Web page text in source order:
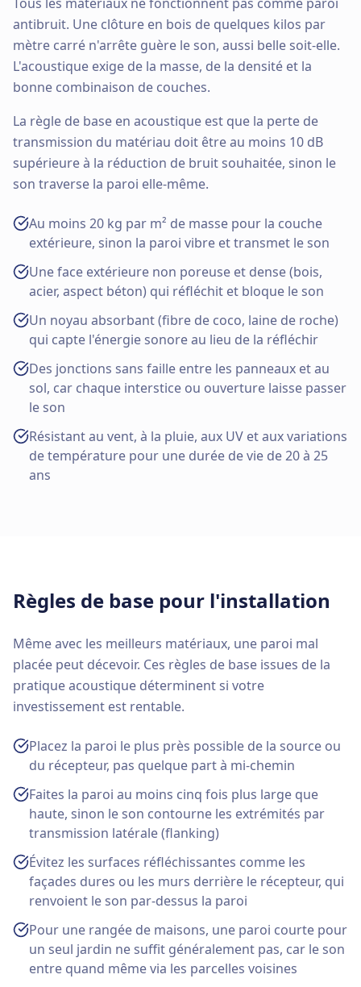
antibruit. Une clôture en bois de quelques kilos par
mètre carré n'arrête guère le son, aussi belle soit-elle.
L'acoustique exige de la masse, de la densité et la
bonne combinaison de couches.
La règle de base en acoustique est que la perte de
transmission du matériau doit être au moins 10 dB
supérieure à la réduction de bruit souhaitée, sinon le
son traverse la paroi elle-même.
Au moins 20 kg par m² de masse pour la couche
extérieure, sinon la paroi vibre et transmet le son
Une face extérieure non poreuse et dense (bois,
acier, aspect béton) qui réfléchit et bloque le son
Un noyau absorbant (fibre de coco, laine de roche)
qui capte l'énergie sonore au lieu de la réfléchir
Des jonctions sans faille entre les panneaux et au
sol, car chaque interstice ou ouverture laisse passer
le son
Résistant au vent, à la pluie, aux UV et aux variations
de température pour une durée de vie de 20 à 25
ans
Règles de base pour l'installation
Même avec les meilleurs matériaux, une paroi mal
placée peut décevoir. Ces règles de base issues de la
pratique acoustique déterminent si votre
investissement est rentable.
Placez la paroi le plus près possible de la source ou
du récepteur, pas quelque part à mi-chemin
Faites la paroi au moins cinq fois plus large que
haute, sinon le son contourne les extrémités par
transmission latérale (flanking)
Évitez les surfaces réfléchissantes comme les
façades dures ou les murs derrière le récepteur, qui
renvoient le son par-dessus la paroi
Pour une rangée de maisons, une paroi courte pour
un seul jardin ne suffit généralement pas, car le son
entre quand même via les parcelles voisines